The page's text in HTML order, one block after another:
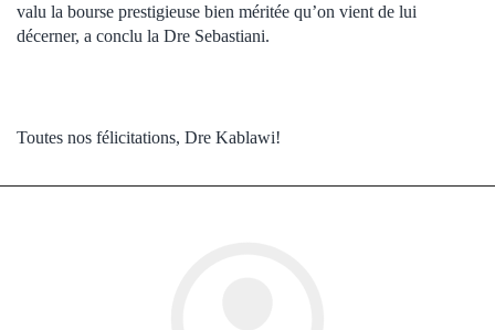
valu la bourse prestigieuse bien méritée qu’on vient de lui
décerner, a conclu la Dre Sebastiani.
Toutes nos félicitations, Dre Kablawi!